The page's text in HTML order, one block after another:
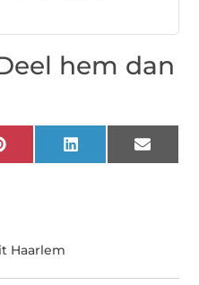
hem dan
PinterestLinkedIn Email
Haarlem